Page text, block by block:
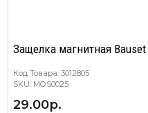
Защелка магнитная Bauset
Код Товара: 3012805
SKU: MOS0025
29.00р.